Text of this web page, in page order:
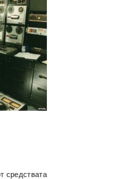
средствата